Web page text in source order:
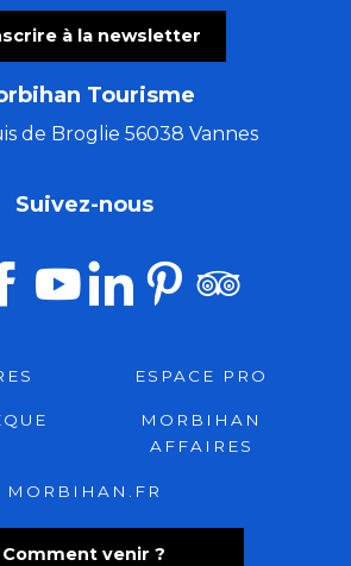
à la newsletter
Tourisme
de Broglie 56038 Vannes
Comment venir ?
Suivez-nous
ESPACE PRO
MORBIHAN
AFFAIRES
MORBIHAN.FR